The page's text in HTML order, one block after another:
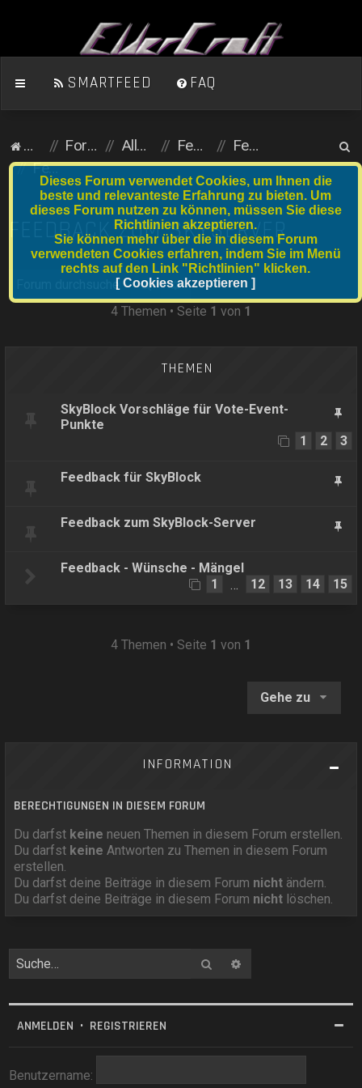
SMARTFEED FAQ
Homepage
Foren-Übersicht Allgemein (öffentlicher Bereich) Feedback
Feedback zu ElderCraft
Feedback zum Skyserver
u
FEEDBACK ZUM SKYSERVER
SucheErweiterte Suche
4 Themen • Seite 1 von 1
THEMEN
SkyBlock Vorschläge für Vote-Event-
Punkte
1
2 3
Feedback für SkyBlock
Feedback zum SkyBlock-Server
Feedback - Wünsche - Mängel
1
… 12 13 14 15
4 Themen • Seite 1 von 1
Gehe zu
INFORMATION
BERECHTIGUNGEN IN DIESEM FORUM
Du darfst keine neuen Themen in diesem Forum erstellen.
Du darfst keine Antworten zu Themen in diesem Forum
erstellen.
Du darfst deine Beiträge in diesem Forum nicht ändern.
Du darfst deine Beiträge in diesem Forum nicht löschen.
Suche
ANMELDEN • REGISTRIEREN
Benutzername:
Dieses Forum verwendet Cookies, um Ihnen die
beste und relevanteste Erfahrung zu bieten. Um
dieses Forum nutzen zu können, müssen Sie diese
Richtlinien akzeptieren.
Sie können mehr über die in diesem Forum
verwendeten Cookies erfahren, indem Sie im Menü
rechts auf den Link "Richtlinien" klicken.
[ Cookies akzeptieren ]